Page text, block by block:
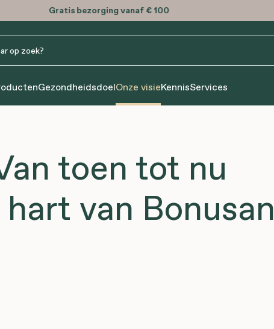
Gratisbezorging vanaf € 100
GezondheidsdoelOnze visieKennisServices
toen tot nu
van Bonusan